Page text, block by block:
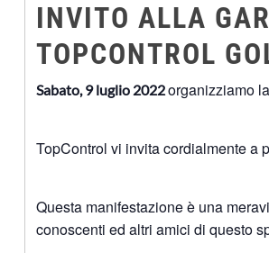
INVITO ALLA
TOPCONTROL
Sabato, 9 luglio 2022organizziamo
TopControl vi invita cordialmente a
Questa manifestazione è una
conoscenti ed altri amici di questo